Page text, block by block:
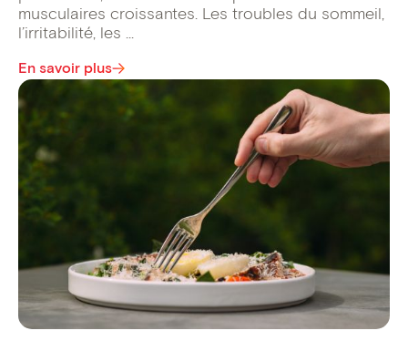
musculaires croissantes. Les troubles du sommeil,
l’irritabilité, les ...
En savoir plus